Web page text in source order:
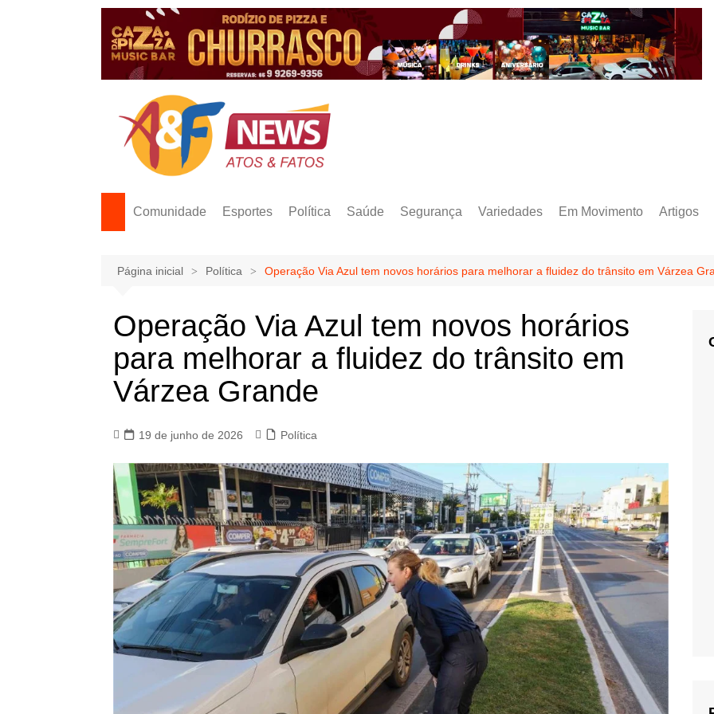
Comunidade Esportes Política Saúde Segurança Variedades Em Movimento Artigos
Página inicial Política Operação Via Azul tem novos horários para melhorar a fluidez do trânsito em Várzea
Operação Via Azul tem novos horários
para melhorar a fluidez do trânsito em
Várzea Grande
19 de junho de 2026 Política